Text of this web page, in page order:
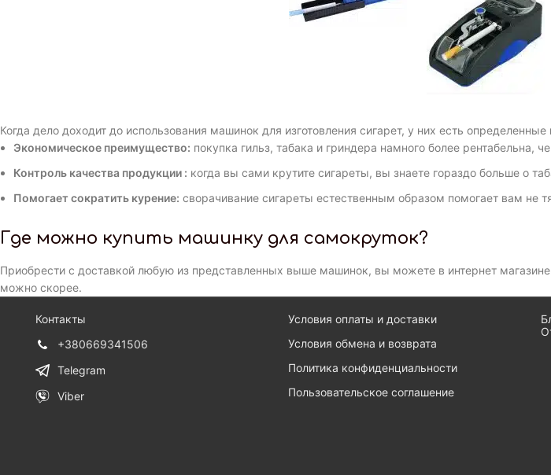
Когда дело доходит до использования машинок для изготовления сигарет, у них есть
Экономическое преимущество: покупка гильз, табака и гриндера намного более
Контроль качества продукции : когда вы сами крутите сигареты, вы знаете гораздо больше о
Помогает сократить курение: сворачивание сигареты естественным образом помогает вам не
Где можно купить машинку для самокруток?
Приобрести с доставкой любую из представленных выше машинок, вы можете в интернет магазине
можно скорее.
Контакты
+380669341506
Telegram
Viber
Условия оплаты и доставки
Условия обмена и возврата
Политика конфиденциальности
Пользовательское соглашение